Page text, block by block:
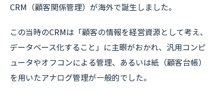
CRM（顧客関係管理）が海外で誕生しました。
この当時のCRMは「顧客の情報を経営資源として考え、
データベース化すること」に主眼がおかれ、汎用コンピ
ュータやオフコンによる管理、あるいは紙（顧客台帳）
を用いたアナログ管理が一般的でした。